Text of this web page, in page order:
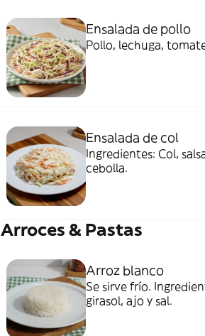
Ensalada de pollo
Pollo, lechuga,
Ensalada de col
Ingredientes: Col,
cebolla.
Arroces & Pastas
Arroz blanco
Se sirve frío.
girasol, ajo y sal.